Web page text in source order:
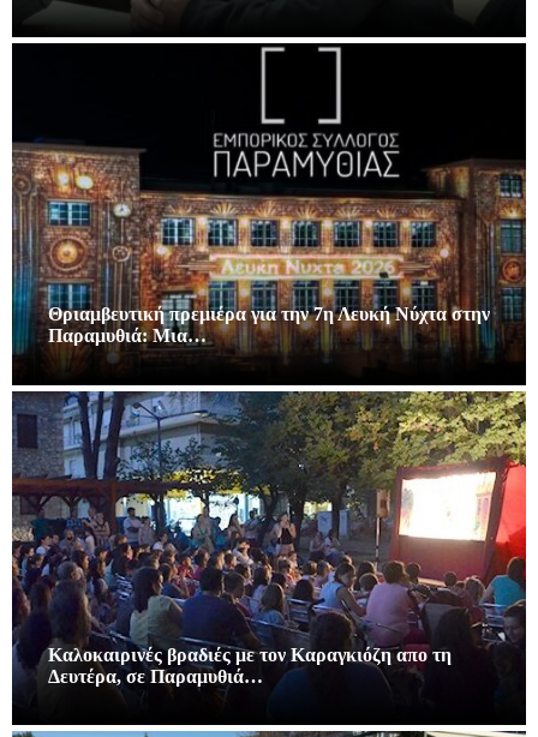
Θριαμβευτική πρεμιέρα για την 7η Λευκή Νύχτα στην
Παραμυθιά: Μια…
Καλοκαιρινές βραδιές με τον Καραγκιόζη απο τη
Δευτέρα, σε Παραμυθιά…